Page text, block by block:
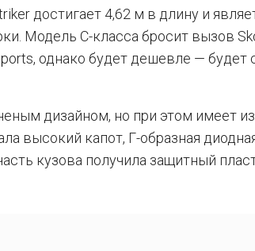
достигает 4,62 м в длину и
Модель С-класса бросит вызов
однако будет дешевле — будет
дизайном, но при этом имеет
высокий капот, Г-образная
кузова получила защитный